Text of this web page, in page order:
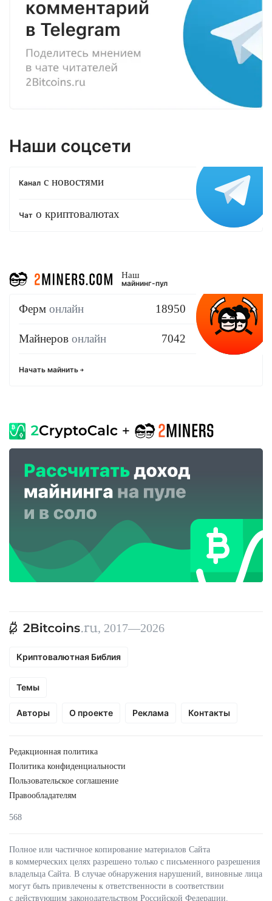
Наши соцсети
Канал с новостями
Чат о криптовалютах
Наш
майнинг-пул
Ферм онлайн 18950
Майнеров онлайн 7042
Начать майнить
, 2017—2026
Криптовалютная Библия
Темы
Авторы О проекте Реклама Контакты
Редакционная политика
Политика конфиденциальности
Пользовательское соглашение
Правообладателям
568
Полное или частичное копирование материалов Сайта
в коммерческих целях разрешено только с письменного разрешения
владельца Сайта. В случае обнаружения нарушений, виновные лица
могут быть привлечены к ответственности в соответствии
с действующим законодательством Российской Федерации.